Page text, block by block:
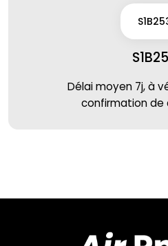
Délai moyen 7j, à
confirmation de